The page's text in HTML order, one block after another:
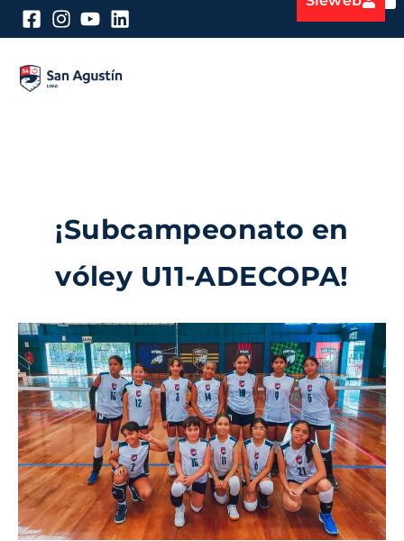
¡Subcampeonato en
vóley U11-ADECOPA!